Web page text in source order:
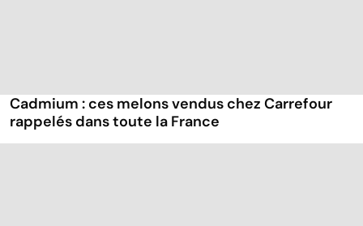
Cadmium : ces melons vendus chez Carrefour
rappelés dans toute la France